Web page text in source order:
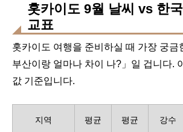
홋카이도 9월 날씨 vs 한
교표
홋카이도 여행을 준비하실 때 가장 궁금
부산이랑 얼마나 차이 나?」일 겁니다.
값 기준입니다.
지역
평균
평균
강수